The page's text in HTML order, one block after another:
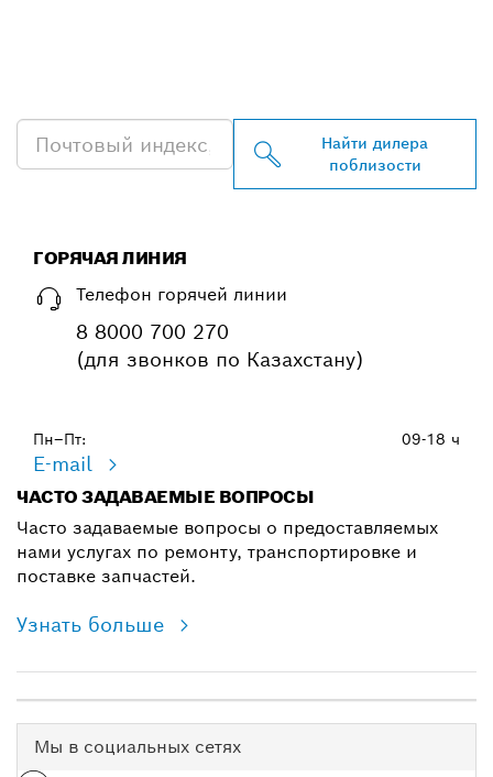
Найти дилера
поблизости
ГОРЯЧАЯ ЛИНИЯ
Телефон горячей линии
8 8000 700 270
(для звонков по Казахстану)
Пн–Пт: 09-18 ч
E-mail
ЧАСТО ЗАДАВАЕМЫЕ ВОПРОСЫ
Часто задаваемые вопросы о предоставляемых
нами услугах по ремонту, транспортировке и
поставке запчастей.
Узнать больше
Мы в социальных сетях